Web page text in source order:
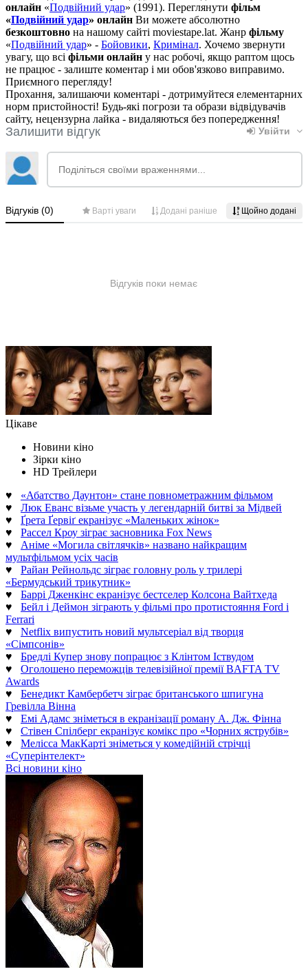
онлайн «Подвійний удар» (1991). Переглянути фільм
«Подвійний удар» онлайн Ви можете абсолютно
безкоштовно на нашому сайті moviestape.lat. Жанр фільму
«Подвійний удар» - Бойовики, Кримінал. Хочемо звернути
увагу, що всі фільми онлайн у нас робочі, якщо раптом щось
не працює - залиште коментар і ми обов'язково виправимо.
Приємного перегляду!
Прохання, залишаючи коментарі - дотримуйтеся елементарних
норм пристойності! Будь-які погрози та образи відвідувачів
сайту, нецензурна лайка - видаляються без попередження!
Цікаве
Новини кіно
Зірки кіно
HD Трейлери
♥ «Абатство Даунтон» стане повнометражним фільмом
♥ Люк Еванс візьме участь у легендарній битві за Мідвей
♥ Ґрета Ґервіґ екранізує «Маленьких жінок»
♥ Рассел Кроу зіграє засновника Fox News
♥ Аніме «Могила світлячків» названо найкращим
мультфільмом усіх часів
♥ Райан Рейнольдс зіграє головну роль у трилері
«Бермудський трикутник»
♥ Баррі Дженкінс екранізує бестселер Колсона Вайтхеда
♥ Бейл і Деймон зіграють у фільмі про протистояння Ford і
Ferrari
♥ Netflix випустить новий мультсеріал від творця
«Сімпсонів»
♥ Бредлі Купер знову попрацює з Клінтом Іствудом
♥ Оголошено переможців телевізійної премії BAFTA TV
Awards
♥ Бенедикт Камбербетч зіграє британського шпигуна
Гревілла Вінна
♥ Емі Адамс зніметься в екранізації роману А. Дж. Фінна
♥ Стівен Спілберг екранізує комікс про «Чорних яструбів»
♥ Мелісса МакКарті зніметься у комедійній стрічці
«Суперінтелект»
Всі новини кіно